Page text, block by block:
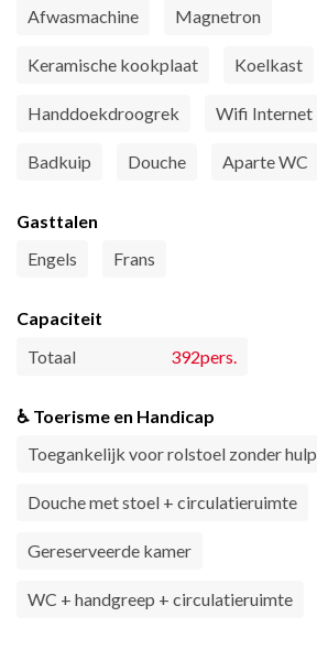
Afwasmachine Magnetron
Keramische kookplaat Koelkast
Handdoekdroogrek Wifi Internet
Badkuip Douche Aparte WC
Gasttalen
Engels
Frans
Capaciteit
Totaal
392pers.
♿ Toerisme en Handicap
Toegankelijk voor rolstoel zonder hulp
Douche met stoel + circulatieruimte
Gereserveerde kamer
WC + handgreep + circulatieruimte